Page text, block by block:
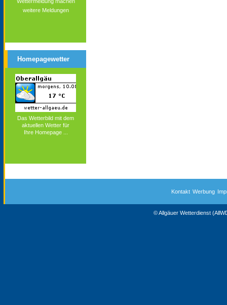
weitere Meldungen
Homepagewetter
Das Wetterbild mit dem
aktuellen Wetter für
Ihre Homepage ...
Kontakt Werbung
© Allgäuer Wetterdienst